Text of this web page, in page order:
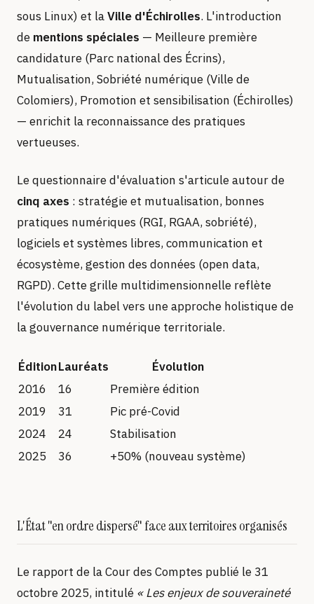
sous Linux) et laVille d'Échirolles. L'introduction
de mentions spéciales — Meilleure première
candidature (Parc national des Écrins),
Mutualisation, Sobriété numérique (Ville de
Colomiers), Promotion et sensibilisation (Échirolles)
— enrichit la reconnaissance des pratiques
vertueuses.
Le questionnaire d'évaluation s'articule autour de
cinq axes : stratégie et mutualisation, bonnes
pratiques numériques (RGI, RGAA, sobriété),
logiciels et systèmes libres, communication et
écosystème, gestion des données (open data,
RGPD). Cette grille multidimensionnelle reflète
l'évolution du label vers une approche holistique de
la gouvernance numérique territoriale.
ÉditionLauréats
Évolution
2016
16
Première édition
2019
31
Pic pré-Covid
2024
24
Stabilisation
2025
36 +50% (nouveau système)
L'État "en ordre dispersé" face aux territoires organisés
Le rapport de la Cour des Comptes publié le 31
octobre 2025, intitulé « Les enjeux de souveraineté